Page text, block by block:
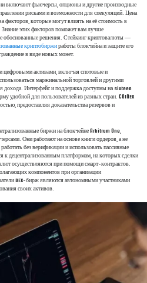
включают фьючерсы, опционы и другие производные
рисками и возможности для спекуляций. Цена
факторов, которые могут влиять на её стоимость в
Знание этих факторов поможет вам лучше
обоснованные решения. Стейкинг криптовалюты —
криптобиржи работы блокчейна и защите его
в виде новых монет.
цифровыми активами, включая спотовые и
маржинальной торговлей и другими
дохода. Интерфейс и поддержка доступны на sixteen
удобной для пользователей из разных стран. COINEX
предоставляя доказательства резервов и
биржи на блокчейне Arbitrum One,
Они работают на основе книги ордеров, а не
без верификации и использовать пассивные
к децентрализованным платформам, на которых сделки
осуществляются при помощи смарт-контрактов.
компонентов при организации
DEX-бирж являются автономными участниками
своих активов.